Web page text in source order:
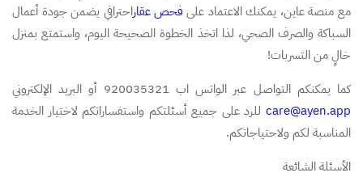
مع منصة عاين، يمكنك الاعتماد على فحص عقاراحترافي يضمن جودة أعمال
السباكة والصرف الصحي، لذا اتخذ الخطوة الصحيحة اليوم، واستمتع بمنزل
خالٍ من التسربات!
كما يمكنكم التواصل عبر الواتس اب 920035321 أو البريد الإلكتروني
care@ayen.app للرد على جميع أسئلتكم واستفساراتكم لاختيار الخدمة
المناسبة لكم ولاحتياجاتكم.
الأسئلة الشائعة